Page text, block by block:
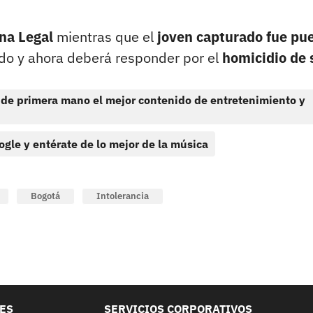
Legal mientras que el joven capturado fue
y ahora deberá responder por el homicidio de
primera mano el mejor contenido de entretenimiento y
y entérate de lo mejor de la música
Bogotá Intolerancia
SERVICIOS CORPORATIVOS